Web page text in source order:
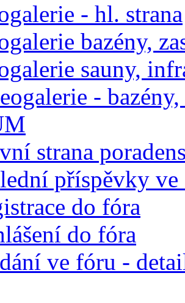
- hl. strana
bazény,
sauny,
- bazény,
strana
příspěvky
do fóra
do fóra
ve fóru -